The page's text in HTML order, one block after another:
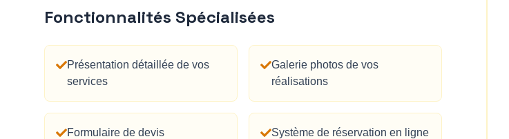
Fonctionnalités Spécialisées
Présentation détaillée de vos
services
Galerie photos de vos
réalisations
Formulaire de devis
Système de réservation en ligne